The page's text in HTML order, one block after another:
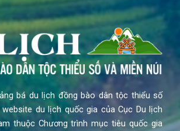
bá du lịch đồng bào dân tộc thiểu số
du lịch quốc gia của Cục Du lịch
thuộc Chương trình mục tiêu quốc gia